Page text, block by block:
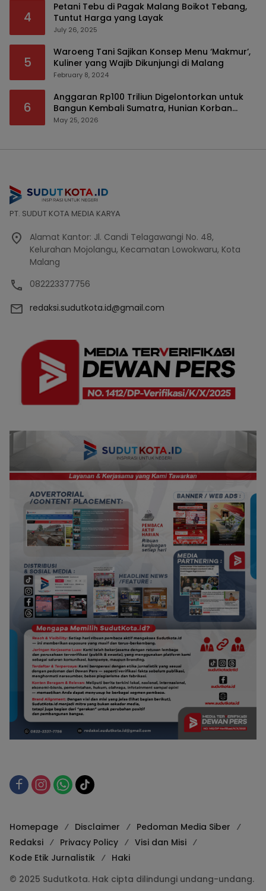
4
Petani Tebu di Pagak Malang Boikot Tebang,
Tuntut Harga yang Layak
July 26, 2025
5
Waroeng Tani Sajikan Konsep Menu ‘Makmur’,
Kuliner yang Wajib Dikunjungi di Malang
February 8, 2024
6
Anggaran Rp100 Triliun Digelontorkan untuk
Bangun Kembali Sumatra, Hunian Korban
Bencana Bakal Difokuskan
May 25, 2026
PT. SUDUT KOTA MEDIA KARYA
Alamat Kantor: Jl. Candi Telagawangi No. 48,
Kelurahan Mojolangu, Kecamatan Lowokwaru, Kota
Malang
082223377756
redaksi.sudutkota.id@gmail.com
Homepage Disclaimer
Pedoman Media Siber
Redaksi
Privacy Policy
Visi dan Misi
Kode Etik Jurnalistik
Haki
© 2025 Sudutkota. Hak cipta dilindungi undang-undang.